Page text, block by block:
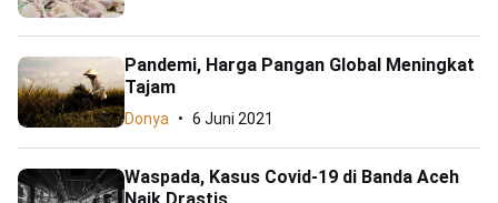
Pandemi, Harga Pangan Global Meningkat
Tajam
Donya 6 Juni 2021
Waspada, Kasus Covid-19 di Banda Aceh